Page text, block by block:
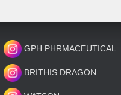
GPH PHRMACEUTICAL
BRITHIS DRAGON